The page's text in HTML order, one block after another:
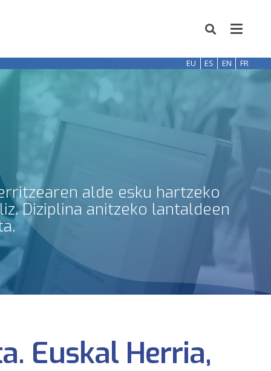
EU ES EN FR
alde esku hartzeko
Diziplina anitzeko lantaldeen
Euskal Herria,